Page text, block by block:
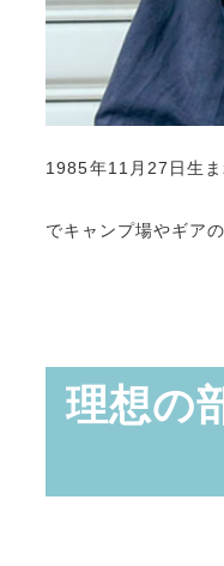
1985年11月27日生
でキャンプ場やギア
理想の